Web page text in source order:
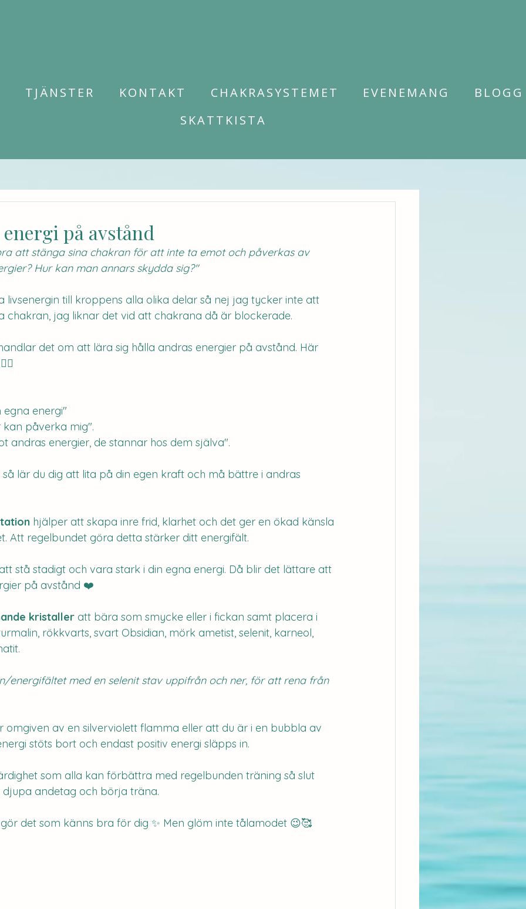
TJÄNSTER KONTAKT CHAKRASYSTEMET EVENEMANG
BLOGG
SKATTKISTA
på avstånd
att stänga sina chakran för att inte ta emot och påverkas av
Hur kan man annars skydda sig?"
livsenergin till kroppens alla olika delar så nej jag tycker inte att
chakran, jag liknar det vid att chakrana då är blockerade.
det om att lära sig hålla andras energier på avstånd. Här
energi"
påverka mig".
andras energier, de stannar hos dem själva".
lär du dig att lita på din egen kraft och må bättre i andras
hjälper att skapa inre frid, klarhet och det ger en ökad känsla
Att regelbundet göra detta stärker ditt energifält.
stå stadigt och vara stark i din egna energi. Då blir det lättare att
på avstånd ❤️
kristaller att bära som smycke eller i fickan samt placera i
rökkvarts, svart Obsidian, mörk ametist, selenit, karneol,
energifältet med en selenit stav uppifrån och ner, för att rena från
omgiven av en silverviolett flamma eller att du är i en bubbla av
stöts bort och endast positiv energi släpps in.
som alla kan förbättra med regelbunden träning så slut
andetag och börja träna.
det som känns bra för dig ✨ Men glöm inte tålamodet 😉🥰